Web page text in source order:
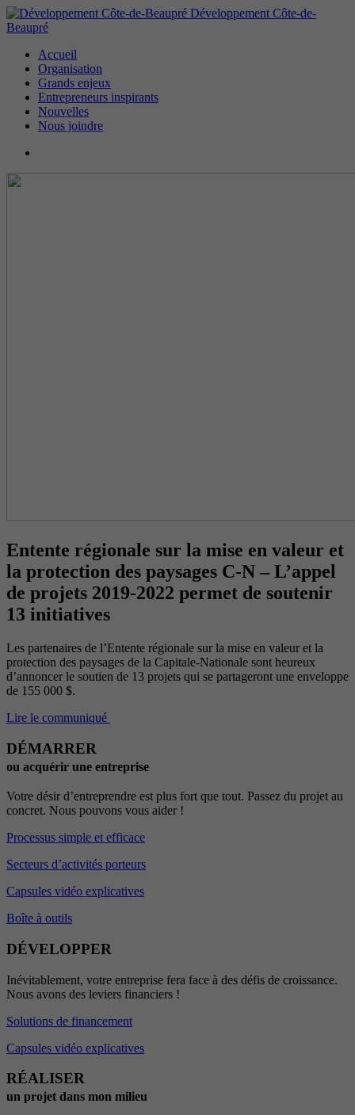
Développement Côte-de-
Beaupré
Accueil
Organisation
Grands enjeux
Entrepreneurs inspirants
Nouvelles
Nous joindre
Entente régionale sur la mise en valeur et
la protection des paysages C-N – L’appel
de projets 2019-2022 permet de soutenir
13 initiatives
Les partenaires de l’Entente régionale sur la mise en valeur et la
protection des paysages de la Capitale-Nationale sont heureux
d’annoncer le soutien de 13 projets qui se partageront une enveloppe
de 155 000 $.
Lire le communiqué
DÉMARRER
ou acquérir une entreprise
Votre désir d’entreprendre est plus fort que tout. Passez du projet au
concret. Nous pouvons vous aider !
Processus simple et efficace
Secteurs d’activités porteurs
Capsules vidéo explicatives
Boîte à outils
DÉVELOPPER
Inévitablement, votre entreprise fera face à des défis de croissance.
Nous avons des leviers financiers !
Solutions de financement
Capsules vidéo explicatives
RÉALISER
un projet dans mon milieu